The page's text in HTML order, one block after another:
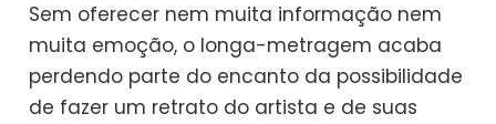
Sem oferecer nem muita informação nem
muita emoção, o longa-metragem acaba
perdendo parte do encanto da possibilidade
de fazer um retrato do artista e de suas